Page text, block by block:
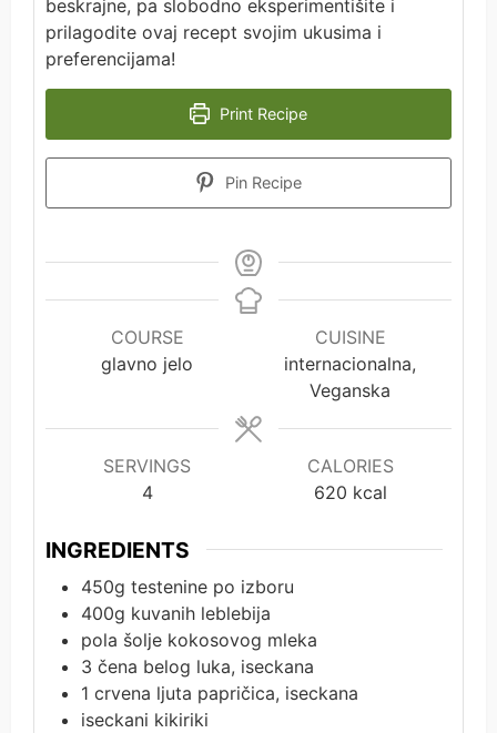
beskrajne, pa slobodno eksperimentišite i
prilagodite ovaj recept svojim ukusima i
preferencijama!
Print Recipe
Pin Recipe
COURSE
glavno jelo
CUISINE
internacionalna,
Veganska
SERVINGS
4
CALORIES
620 kcal
INGREDIENTS
450g testenine po izboru
400g kuvanih leblebija
pola šolje kokosovog mleka
3 čena belog luka, iseckana
1 crvena ljuta papričica, iseckana
iseckani kikiriki